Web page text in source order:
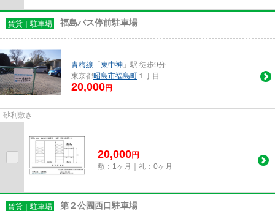
賃貸｜駐車場 福島バス停前駐車場
青梅線 「 東中神 」駅 徒歩9分
東京都昭島市福島町 １丁目
20,000円
砂利敷き
20,000円
敷：1ヶ月｜礼：0ヶ月
賃貸｜駐車場 第２公園西口駐車場